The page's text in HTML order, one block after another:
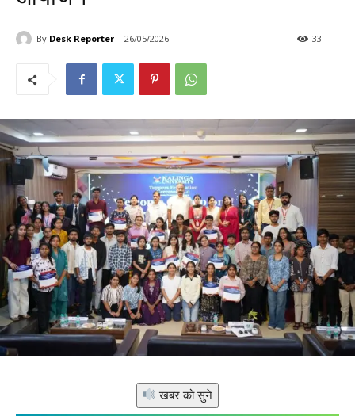
By Desk Reporter 26/05/2026 33
खबर को सुने